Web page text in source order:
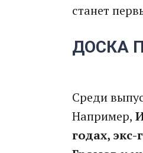
станет
ДОСКА
Среди
Например,
годах,